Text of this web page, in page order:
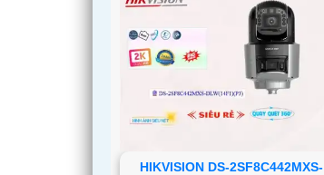
HIKVISION DS-2SF8C442MXS-